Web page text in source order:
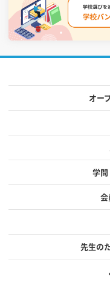
オー
学
先生の